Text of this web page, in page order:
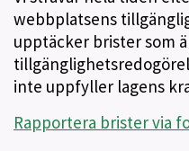
webbplatsens
upptäcker brister som
inte uppfyller lagens
Rapportera brister via